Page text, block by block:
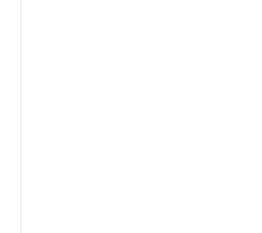
en Twitter
Brasil en Instagram
El País Brasil en Facebook